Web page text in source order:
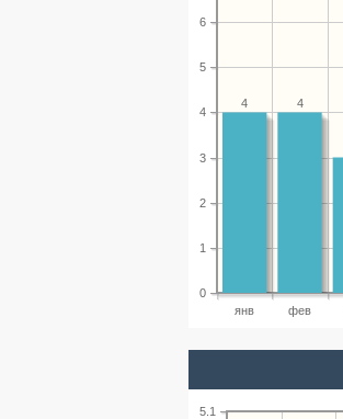
янв фев
0
1
2
3
4
5
6
4
4
5.1